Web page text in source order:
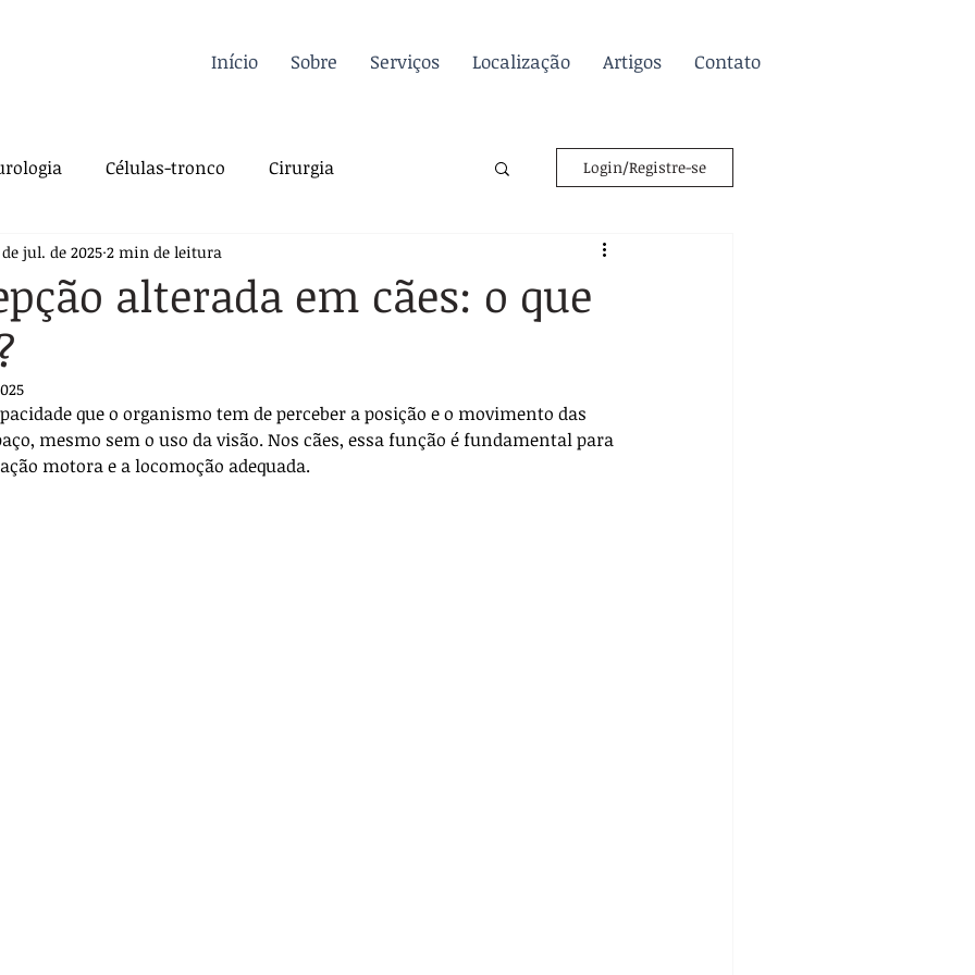
Início Sobre Serviços Localização Artigos Contato
Células-tronco Cirurgia
Felina Oncologia
Sutura Pós-operatório
Login/Registre-se
alterada em cães: o que
jul. de 2025 2 min de leitura
que o organismo tem de perceber a posição e o movimento das
mesmo sem o uso da visão. Nos cães, essa função é fundamental para
motora e a locomoção adequada.